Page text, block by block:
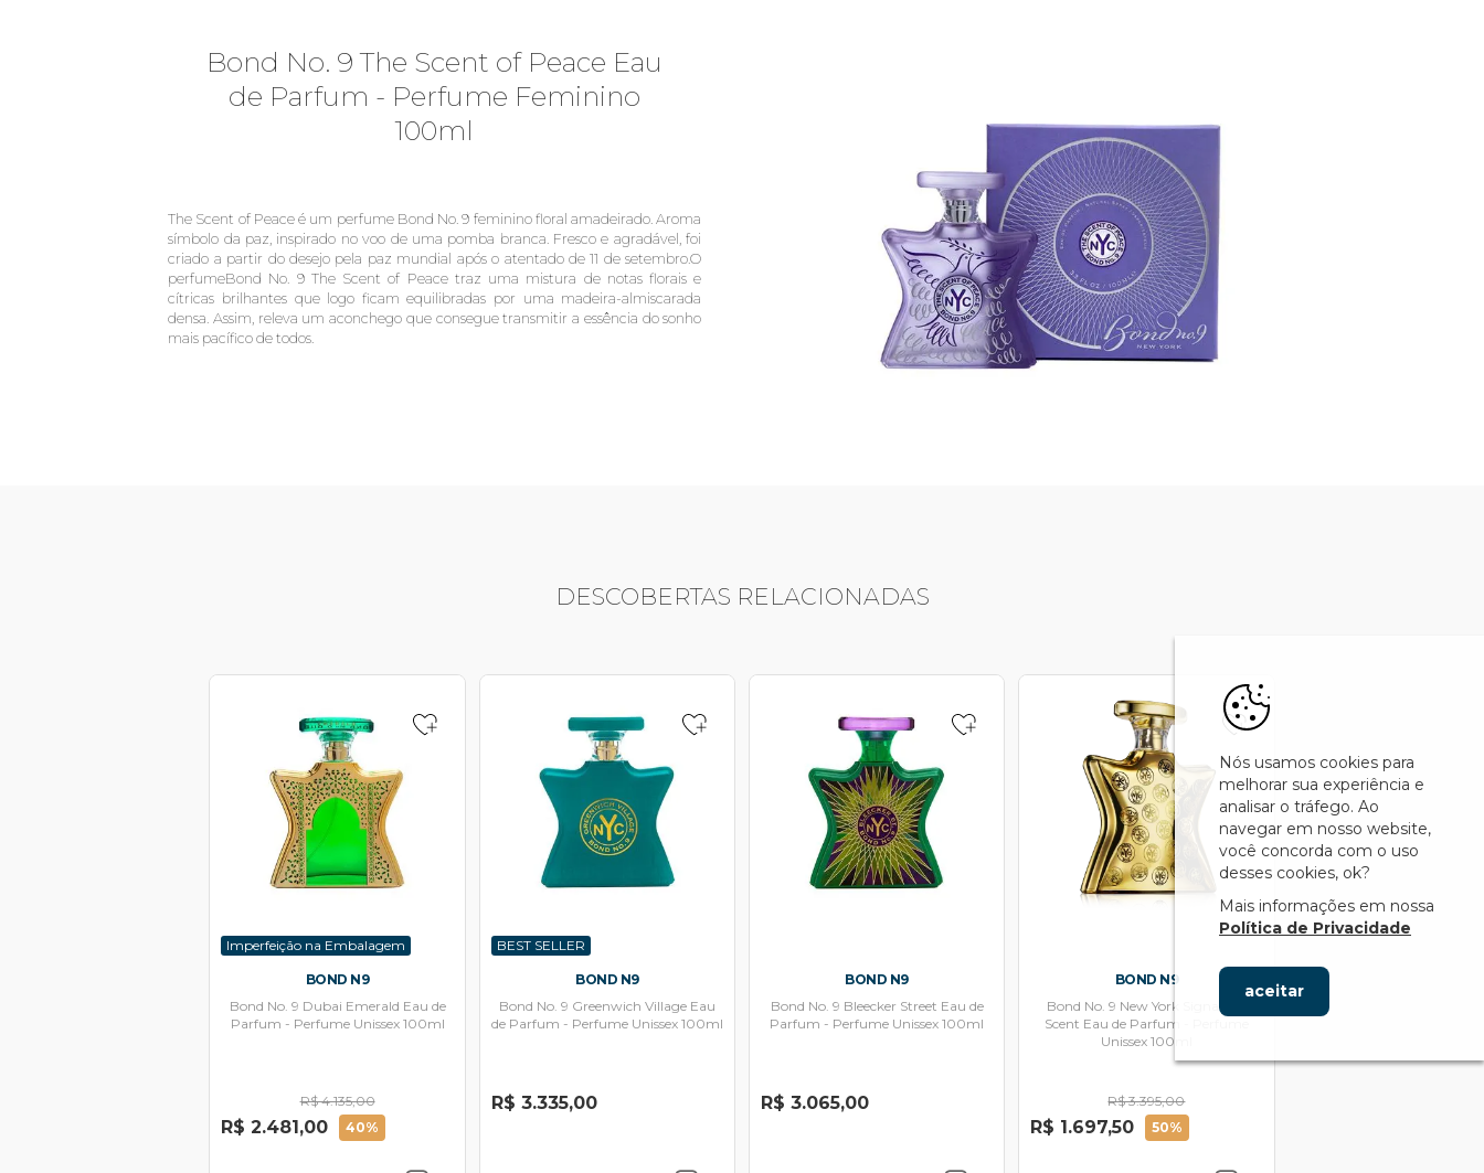
Bond No. 9 The Scent of Peace Eau
de Parfum - Perfume Feminino
100ml
The Scent of Peace é um perfume Bond No. 9 feminino floral amadeirado. Aroma
símbolo da paz, inspirado no voo de uma pomba branca. Fresco e agradável, foi
criado a partir do desejo pela paz mundial após o atentado de 11 de setembro.O
perfumeBond No. 9 The Scent of Peace traz uma mistura de notas florais e
cítricas brilhantes que logo ficam equilibradas por uma madeira-almiscarada
densa. Assim, releva um aconchego que consegue transmitir a essência do sonho
mais pacífico de todos.
DESCOBERTAS RELACIONADAS
Imperfeição na Embalagem
BOND N9
Bond No. 9 Dubai Emerald Eau de
Parfum - Perfume Unissex 100ml
R$ 4.135,00
R$ 2.481,00 40%
BEST SELLER
BOND N9
Bond No. 9 Greenwich Village Eau
de Parfum - Perfume Unissex 100ml
R$ 3.335,00
BOND N9
Bond No. 9 Bleecker Street Eau de
Parfum - Perfume Unissex 100ml
R$ 3.065,00
BOND N9
Bond No. 9 New York Signature
Scent Eau de Parfum - Perfume
Unissex 100ml
R$ 3.395,00
R$ 1.697,50 50%
Nós usamos cookies para
melhorar sua experiência e
analisar o tráfego. Ao
navegar em nosso website,
você concorda com o uso
desses cookies, ok?
Mais informações em nossa
Política de Privacidade
aceitar